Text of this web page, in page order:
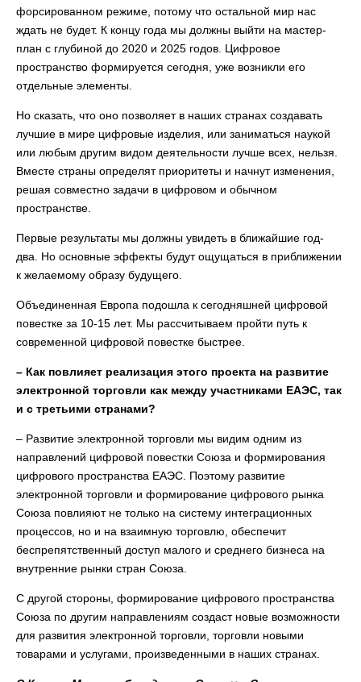
форсированном режиме, потому что остальной мир нас
ждать не будет. К концу года мы должны выйти на мастер-
план с глубиной до 2020 и 2025 годов. Цифровое
пространство формируется сегодня, уже возникли его
отдельные элементы.
Но сказать, что оно позволяет в наших странах создавать
лучшие в мире цифровые изделия, или заниматься наукой
или любым другим видом деятельности лучше всех, нельзя.
Вместе страны определят приоритеты и начнут изменения,
решая совместно задачи в цифровом и обычном
пространстве.
Первые результаты мы должны увидеть в ближайшие год-
два. Но основные эффекты будут ощущаться в приближении
к желаемому образу будущего.
Объединенная Европа подошла к сегодняшней цифровой
повестке за 10-15 лет. Мы рассчитываем пройти путь к
современной цифровой повестке быстрее.
– Как повлияет реализация этого проекта на развитие
электронной торговли как между участниками ЕАЭС, так
и с третьими странами?
– Развитие электронной торговли мы видим одним из
направлений цифровой повестки Союза и формирования
цифрового пространства ЕАЭС. Поэтому развитие
электронной торговли и формирование цифрового рынка
Союза повлияют не только на систему интеграционных
процессов, но и на взаимную торговлю, обеспечит
беспрепятственный доступ малого и среднего бизнеса на
внутренние рынки стран Союза.
С другой стороны, формирование цифрового пространства
Союза по другим направлениям создаст новые возможности
для развития электронной торговли, торговли новыми
товарами и услугами, произведенными в наших странах.